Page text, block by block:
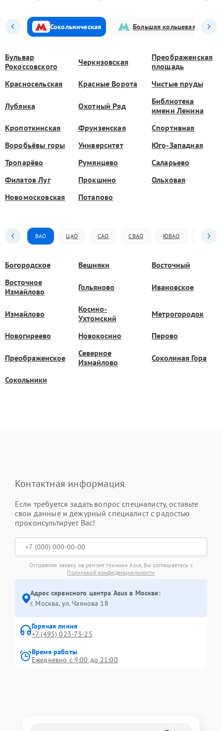
Сокольническая Большая кольцевая
Бульвар
Рокоссовского
Черкизовская
Преображенская
площадь
Красносельская
Красные Ворота Чистые пруды
Лубянка Охотный Ряд
Библиотека
имени Ленина
Кропоткинская
Фрунзенская
Спортивная
Воробьёвы горы
Университет
Юго-Западная
Тропарёво
Румянцево
Саларьево
Филатов Луг
Прокшино
Ольховая
Новомосковская
Потапово
ВАО ЦАО САО СВАО ЮВАО ЮАО
Богородское Вешняки
Восточный
Восточное
Измайлово
Гольяново Ивановское
Измайлово
Косино-
Ухтомский
Метрогородок
Новогиреево Новокосино Перово
Преображенское
Северное
Измайлово
Соколиная Гора
Сокольники
Контактная информация
Если требуется задать вопрос специалисту, оставьте
свои данные и дежурный специалист с радостью
проконсультирует Вас!
Отправляя заявку на ремонт техники Asus, Вы соглашаетесь с
Политикой конфиденциальности
Адрес сервисного центра Asus в Москве:
г. Москва, ул. Чаянова 18
Горячая линия
+7 (495) 023-73-25
Время работы
Ежедневно с 9:00 до 21:00